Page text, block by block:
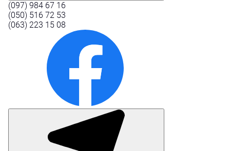
(097) 984 67 16
(050) 516 72 53
(063) 223 15 08